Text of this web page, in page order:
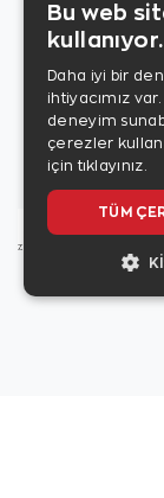
Zen
Bu web
kullanıyor.
Daha iyi bir
ihtiyacımız
deneyim
çerezler
için tıklayınız.
TÜM